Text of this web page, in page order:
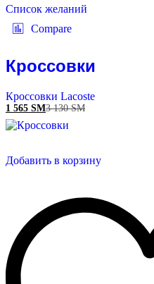
Список желаний
Compare
Кроссовки
Кроссовки Lacoste
1 565 ЅМ3 130ЅМ
Добавить в корзину